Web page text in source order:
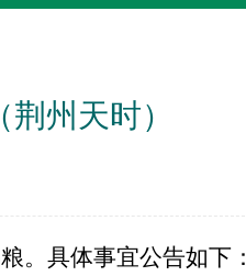
州天时）
。具体事宜公告如下：